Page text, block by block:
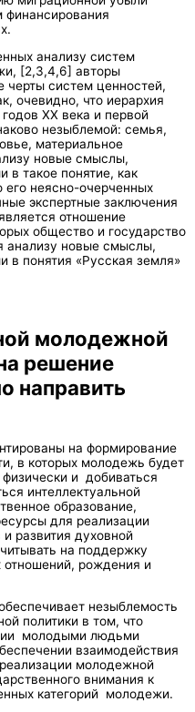
финансирования
анализу систем
[2,3,4,6] авторы
систем ценностей,
очевидно, что иерархия
XX века и первой
незыблемой: семья,
материальное
новые смыслы,
такое понятие, как
неясно-очерченных
экспертные заключения
отношение
общество и государство
анализу новые смыслы,
понятия «Русская земля»
молодежной
решение
направить
на формирование
в которых молодежь будет
и добиваться
интеллектуальной
образование,
для реализации
развития духовной
на поддержку
отношений, рождения и
незыблемость
политики в том, что
молодыми людьми
взаимодействия
молодежной
внимания к
категорий молодежи.